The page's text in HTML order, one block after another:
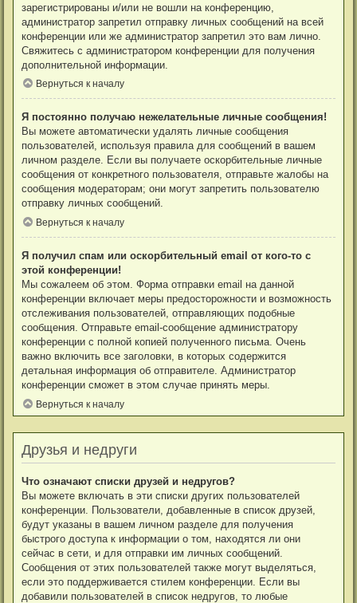
зарегистрированы и/или не вошли на конференцию,
администратор запретил отправку личных сообщений на всей
конференции или же администратор запретил это вам лично.
Свяжитесь с администратором конференции для получения
дополнительной информации.
Вернуться к началу
Я постоянно получаю нежелательные личные сообщения!
Вы можете автоматически удалять личные сообщения
пользователей, используя правила для сообщений в вашем
личном разделе. Если вы получаете оскорбительные личные
сообщения от конкретного пользователя, отправьте жалобы на
сообщения модераторам; они могут запретить пользователю
отправку личных сообщений.
Вернуться к началу
Я получил спам или оскорбительный email от кого-то с
этой конференции!
Мы сожалеем об этом. Форма отправки email на данной
конференции включает меры предосторожности и возможность
отслеживания пользователей, отправляющих подобные
сообщения. Отправьте email-сообщение администратору
конференции с полной копией полученного письма. Очень
важно включить все заголовки, в которых содержится
детальная информация об отправителе. Администратор
конференции сможет в этом случае принять меры.
Вернуться к началу
Друзья и недруги
Что означают списки друзей и недругов?
Вы можете включать в эти списки других пользователей
конференции. Пользователи, добавленные в список друзей,
будут указаны в вашем личном разделе для получения
быстрого доступа к информации о том, находятся ли они
сейчас в сети, и для отправки им личных сообщений.
Сообщения от этих пользователей также могут выделяться,
если это поддерживается стилем конференции. Если вы
добавили пользователей в список недругов, то любые